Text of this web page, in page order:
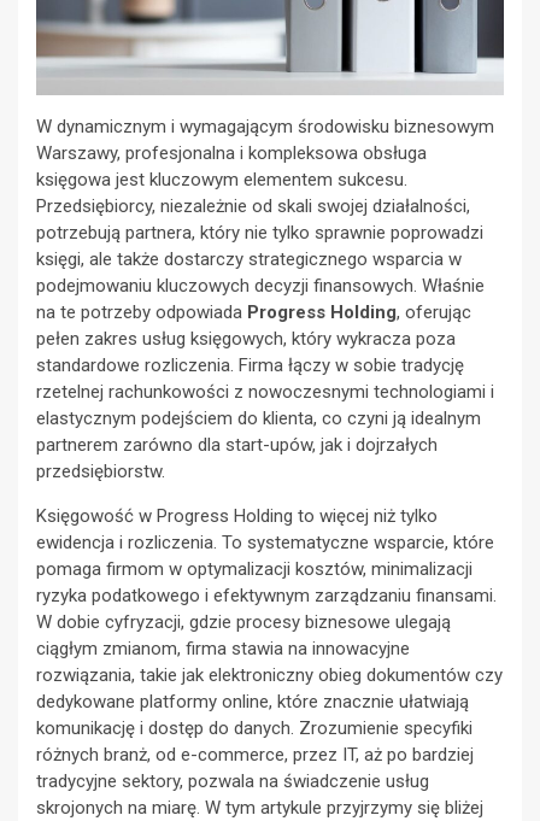
W dynamicznym i wymagającym środowisku biznesowym
Warszawy, profesjonalna i kompleksowa obsługa
księgowa jest kluczowym elementem sukcesu.
Przedsiębiorcy, niezależnie od skali swojej działalności,
potrzebują partnera, który nie tylko sprawnie poprowadzi
księgi, ale także dostarczy strategicznego wsparcia w
podejmowaniu kluczowych decyzji finansowych. Właśnie
na te potrzeby odpowiada Progress Holding, oferując
pełen zakres usług księgowych, który wykracza poza
standardowe rozliczenia. Firma łączy w sobie tradycję
rzetelnej rachunkowości z nowoczesnymi technologiami i
elastycznym podejściem do klienta, co czyni ją idealnym
partnerem zarówno dla start-upów, jak i dojrzałych
przedsiębiorstw.
Księgowość w Progress Holding to więcej niż tylko
ewidencja i rozliczenia. To systematyczne wsparcie, które
pomaga firmom w optymalizacji kosztów, minimalizacji
ryzyka podatkowego i efektywnym zarządzaniu finansami.
W dobie cyfryzacji, gdzie procesy biznesowe ulegają
ciągłym zmianom, firma stawia na innowacyjne
rozwiązania, takie jak elektroniczny obieg dokumentów czy
dedykowane platformy online, które znacznie ułatwiają
komunikację i dostęp do danych. Zrozumienie specyfiki
różnych branż, od e-commerce, przez IT, aż po bardziej
tradycyjne sektory, pozwala na świadczenie usług
skrojonych na miarę. W tym artykule przyjrzymy się bliżej